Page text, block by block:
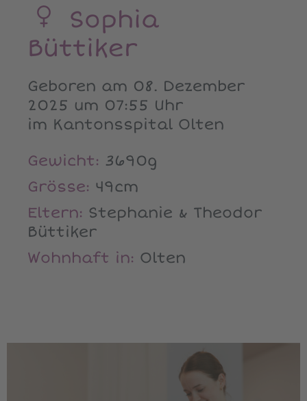
Sophia
Büttiker
Geboren am 08. Dezember
2025 um 07:55 Uhr
im Kantonsspital Olten
Gewicht: 3690g
Grösse: 49cm
Eltern: Stephanie & Theodor
Büttiker
Wohnhaft in: Olten